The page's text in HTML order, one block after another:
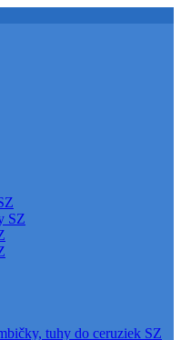
SZ
tuhy do ceruziek SZ